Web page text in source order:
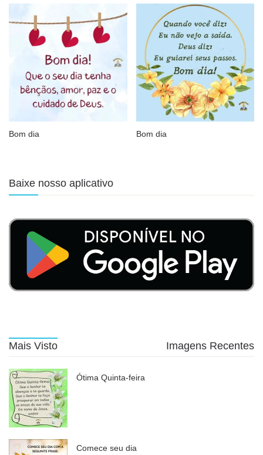
Bom dia Bom dia
Baixe nosso aplicativo
Mais Visto Imagens Recentes
Ótima Quinta-feira
Comece seu dia